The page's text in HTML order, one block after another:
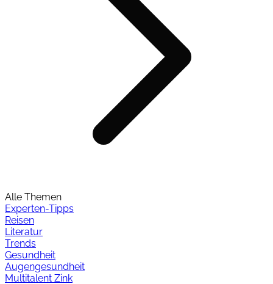
Alle Themen
Experten-Tipps
Reisen
Literatur
Trends
Gesundheit
Augengesundheit
Multitalent Zink